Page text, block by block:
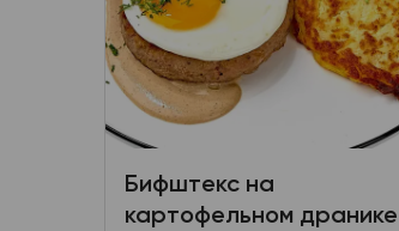
Бифштекс на
картофельном дранике